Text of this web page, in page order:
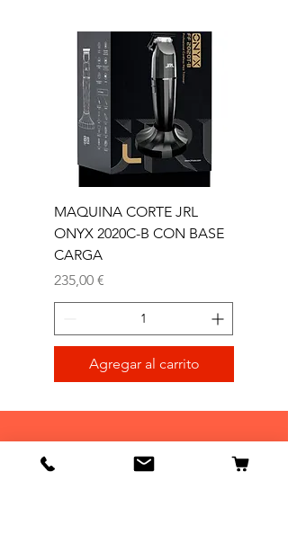
MAQUINA CORTE JRL
ONYX 2020C-B CON BASE
CARGA
Precio
235,00 €
Agregar al carrito
Tienda